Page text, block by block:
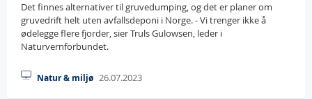
Det finnes alternativer til gruvedumping, og det er planer om
gruvedrift helt uten avfallsdeponi i Norge. - Vi trenger ikke å
ødelegge flere fjorder, sier Truls Gulowsen, leder i
Naturvernforbundet.
Natur & miljø 26.07.2023